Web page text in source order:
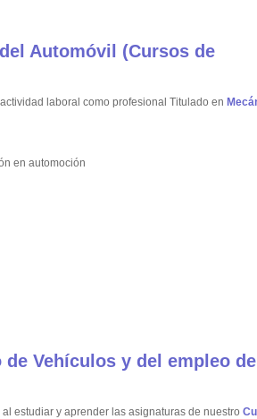
Automóvil (Cursos de
laboral como profesional Titulado en
en automoción
Vehículos y del empleo
estudiar y aprender las asignaturas de nuestro